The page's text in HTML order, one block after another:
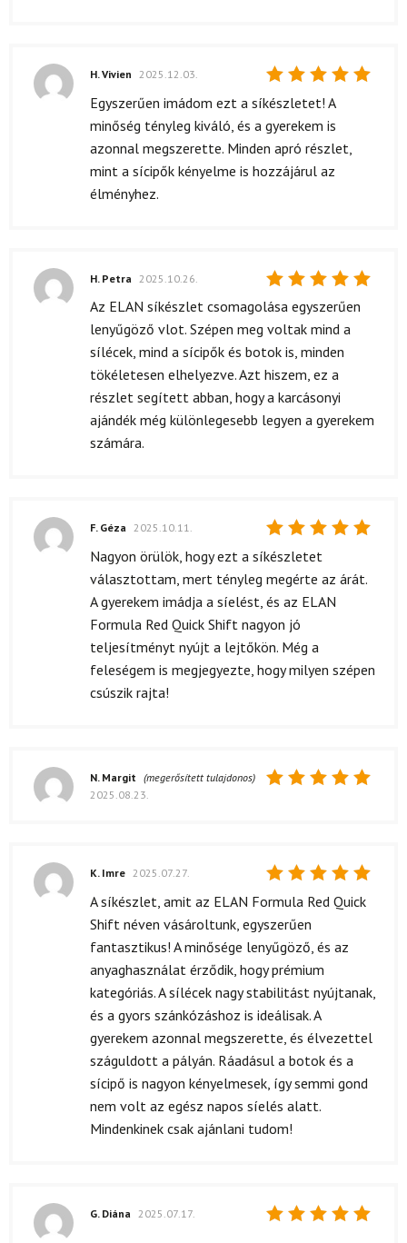
Értékelés:
H. Vivien 2025.12.03.
Egyszerűen imádom ezt a síkészletet! A
minőség tényleg kiváló, és a gyerekem is
azonnal megszerette. Minden apró részlet,
mint a sícipők kényelme is hozzájárul az
élményhez.
Értékelés:
/ 5
H. Petra 2025.10.26.
Az ELAN síkészlet csomagolása egyszerűen
lenyűgöző vlot. Szépen meg voltak mind a
sílécek, mind a sícipők és botok is, minden
tökéletesen elhelyezve. Azt hiszem, ez a
részlet segített abban, hogy a karcásonyi
ajándék még különlegesebb legyen a gyerekem
számára.
Értékelés:
F. Géza 2025.10.11.
Nagyon örülök, hogy ezt a síkészletet
választottam, mert tényleg megérte az árát.
A gyerekem imádja a síelést, és az ELAN
Formula Red Quick Shift nagyon jó
teljesítményt nyújt a lejtőkön. Még a
feleségem is megjegyezte, hogy milyen szépen
csúszik rajta!
N. Margit (megerősített tulajdonos)
2025.08.23.
Értékelés:
K. Imre 2025.07.27.
A síkészlet, amit az ELAN Formula Red Quick
Shift néven vásároltunk, egyszerűen
fantasztikus! A minősége lenyűgöző, és az
anyaghasználat érződik, hogy prémium
kategóriás. A sílécek nagy stabilitást nyújtanak,
és a gyors szánkózáshoz is ideálisak. A
gyerekem azonnal megszerette, és élvezettel
száguldott a pályán. Ráadásul a botok és a
sícipő is nagyon kényelmesek, így semmi gond
nem volt az egész napos síelés alatt.
Mindenkinek csak ajánlani tudom!
G. Diána 2025.07.17.